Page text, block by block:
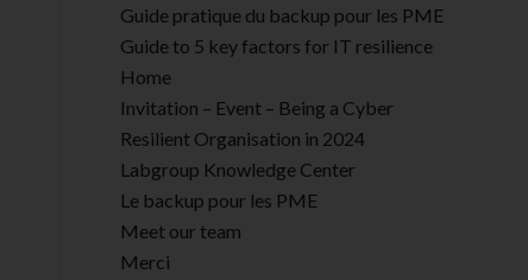
Guide pratique du backup pour les PME
Guide to 5 key factors for IT resilience
Home
Invitation – Event – Being a Cyber
Resilient Organisation in 2024
Labgroup Knowledge Center
Le backup pour les PME
Meet our team
Merci